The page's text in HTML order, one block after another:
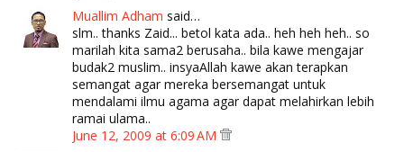
Muallim Adham said…
slm.. thanks Zaid... betol kata ada.. heh heh heh.. so
marilah kita sama2 berusaha.. bila kawe mengajar
budak2 muslim.. insyaAllah kawe akan terapkan
semangat agar mereka bersemangat untuk
mendalami ilmu agama agar dapat melahirkan lebih
ramai ulama..
June 12, 2009 at 6:09 AM